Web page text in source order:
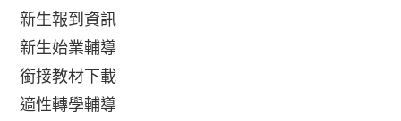
新生報到資訊
新生始業輔導
銜接教材下載
適性轉學輔導